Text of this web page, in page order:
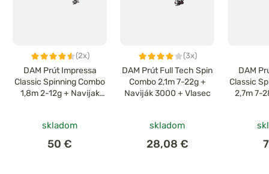
(2x)
DAM Prút Impressa
Classic Spinning Combo
1,8m 2-12g + Navijak
skladom
50 €
(3x)
DAM Prút Full Tech Spin
Combo 2,1m 7-22g +
Naviják 3000 + Vlasec
skladom
28,08 €
DAM
Classic
2,7m 7-